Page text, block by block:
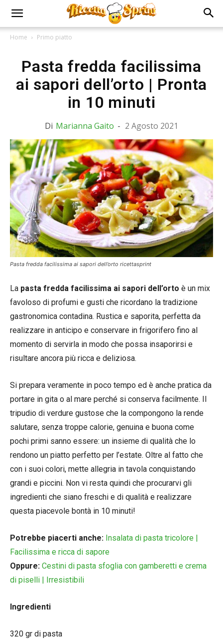
Home Primo piatto
Pasta fredda facilissima
ai sapori dell’orto | Pronta
in 10 minuti
Di Marianna Gaito - 2 Agosto 2021
Pasta fredda facilissima ai sapori dell’orto ricettasprint
La pasta fredda facilissima ai sapori dell’orto è un mix
favoloso di profumi e gusti che ricordano la tradizione
gastronomica contadina. Rustica e saporita, perfetta da
realizzare in anticipo e conservare in frigorifero fino al
momento di servirla in modo che possa insaporirsi e
risultare ancora più ricca e deliziosa.
Si prepara veramente in poco tempo ed è anche pratica da
portare in gita o al mare perché si conserva facilmente. Il
tripudio di verdure gustose che la compongono la rende
salutare, senza troppe calorie, genuina e buona come
pochi primi sanno essere: un insieme di qualità che lo
rendono un piatto perfetto per l’estate. Oltre al fatto che
con i suoi colori, mette allegria in tavola conquistando
grandi e piccini. Non vi resta quindi che procurarvi gli
ingredienti che siano freschi e di qualità e realizzare
questa piacevole bontà in 10 minuti!
Potrebbe piacerti anche: Insalata di pasta tricolore |
Facilissima e ricca di sapore
Oppure: Cestini di pasta sfoglia con gamberetti e crema
di piselli | Irresistibili
Ingredienti
320 gr di pasta